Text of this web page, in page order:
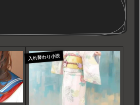
入れ替わり小説